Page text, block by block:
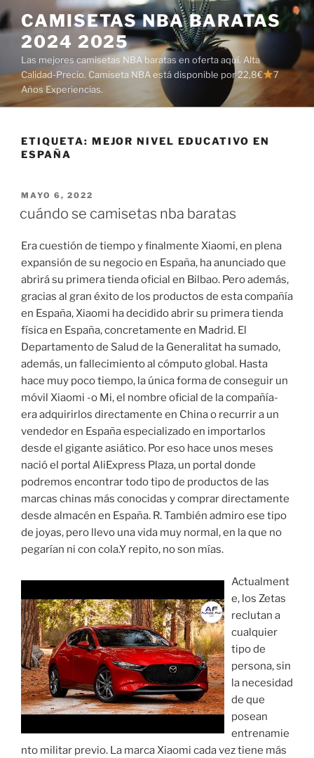
Saltar
al
contenido
CAMISETAS NBA BARATAS
2024 2025
Las mejores camisetas NBA baratas en oferta aquí. Alta
Calidad-Precio. Camiseta NBA está disponible por 22,8€
7
Años Experiencias.
ETIQUETA: MEJOR NIVEL EDUCATIVO EN
ESPAÑA
PUBLICADO
MAYO 6, 2022
cuándo se camisetas nba baratas
Era cuestión de tiempo y finalmente Xiaomi, en plena
expansión de su negocio en España, ha anunciado que
abrirá su primera tienda oficial en Bilbao. Pero además,
gracias al gran éxito de los productos de esta compañía
en España, Xiaomi ha decidido abrir su primera tienda
física en España, concretamente en Madrid. El
Departamento de Salud de la Generalitat ha sumado,
además, un fallecimiento al cómputo global. Hasta
hace muy poco tiempo, la única forma de conseguir un
móvil Xiaomi -o Mi, el nombre oficial de la compañía-
era adquirirlos directamente en China o recurrir a un
vendedor en España especializado en importarlos
desde el gigante asiático. Por eso hace unos meses
nació el portal AliExpress Plaza, un portal donde
podremos encontrar todo tipo de productos de las
marcas chinas más conocidas y comprar directamente
desde almacén en España. R. También admiro ese tipo
de joyas, pero llevo una vida muy normal, en la que no
pegarían ni con cola.Y repito, no son mías.
Actualment
e, los Zetas
reclutan a
cualquier
tipo de
persona, sin
la necesidad
de que
posean
entrenamie
nto militar previo. La marca Xiaomi cada vez tiene más